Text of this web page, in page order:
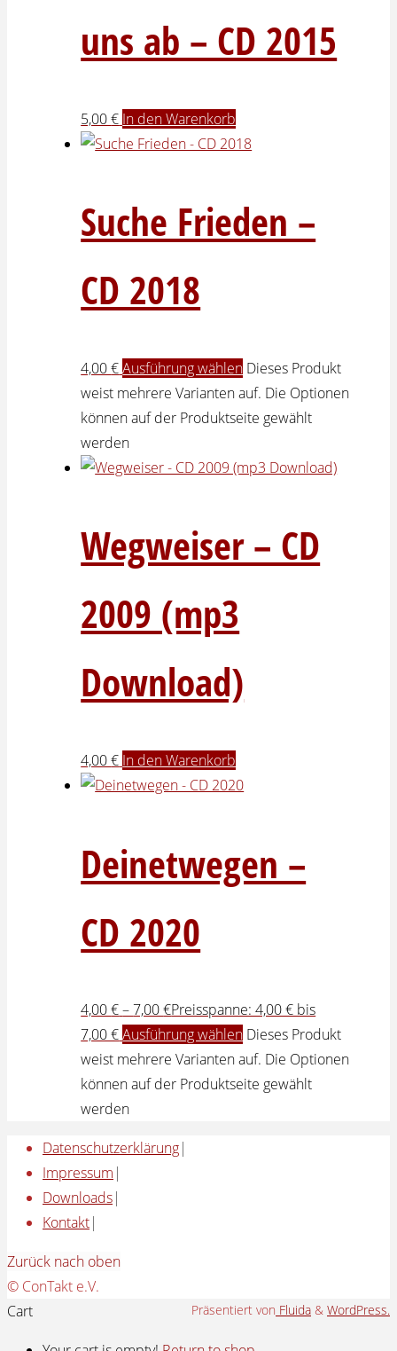
uns ab – CD 2015
5,00€ In den Warenkorb
Suche Frieden –
CD 2018
4,00€Ausführung wählen Dieses Produkt
weist mehrere Varianten auf. Die Optionen
können auf der Produktseite gewählt
werden
Wegweiser – CD
2009 (mp3
Download)
4,00€ In den Warenkorb
Deinetwegen –
CD 2020
4,00€–7,00€Preisspanne: 4,00 € bis
7,00 €Ausführung wählen Dieses Produkt
weist mehrere Varianten auf. Die Optionen
können auf der Produktseite gewählt
werden
Datenschutzerklärung|
Impressum |
Downloads|
Kontakt|
Zurück nach oben
© ConTakt e.V.
Präsentiert von Fluida & WordPress.
Cart